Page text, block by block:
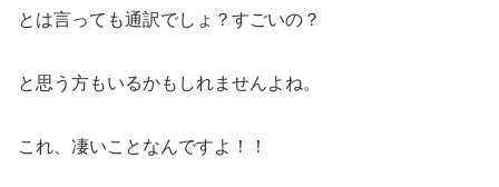
とは言っても通訳でしょ？すごいの？
と思う方もいるかもしれませんよね。
これ、凄いことなんですよ！！